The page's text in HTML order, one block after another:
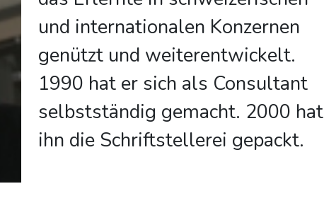
und internationalen Konzernen
genützt und weiterentwickelt.
1990 hat er sich als Consultant
selbstständig gemacht. 2000 hat
ihn die Schriftstellerei gepackt.